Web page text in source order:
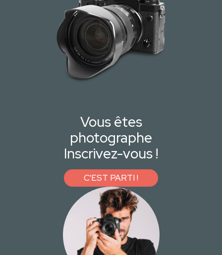
Vous êtes
photographe
Inscrivez-vous !
C'EST PARTI !